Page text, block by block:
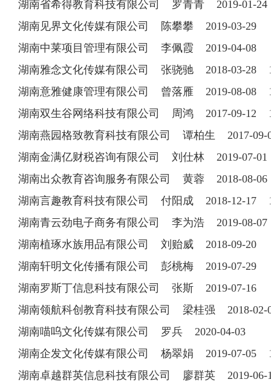
湖南省希得教育科技有限公司 罗青青 2019-01-
湖南见界文化传媒有限公司 陈攀攀 2019-03-29
湖南中莱项目管理有限公司 李佩霞 2019-04-08
湖南雅念文化传媒有限公司 张骁驰 2018-03-28
湖南意雅健康管理有限公司 曾落雁 2019-08-08
湖南双生谷网络科技有限公司 周鸿 2017-09-12
湖南燕园格致教育科技有限公司 谭柏生 2017-
湖南金满亿财税咨询有限公司 刘仕林 2019-07-
湖南出众教育咨询服务有限公司 黄蓉 2018-08-
湖南言趣教育科技有限公司 付阳成 2018-12-17
湖南青云劲电子商务有限公司 李为浩 2019-08-
湖南植琢水族用品有限公司 刘贻威 2018-09-20
湖南轩明文化传播有限公司 彭桃梅 2019-07-29
湖南罗斯丁信息科技有限公司 张斯 2019-07-16
湖南领航科创教育科技有限公司 梁桂强 2018-
湖南喵呜文化传媒有限公司 罗兵 2020-04-03
湖南企发文化传媒有限公司 杨翠娟 2019-07-05
湖南卓越群英信息科技有限公司 廖群英 2019-